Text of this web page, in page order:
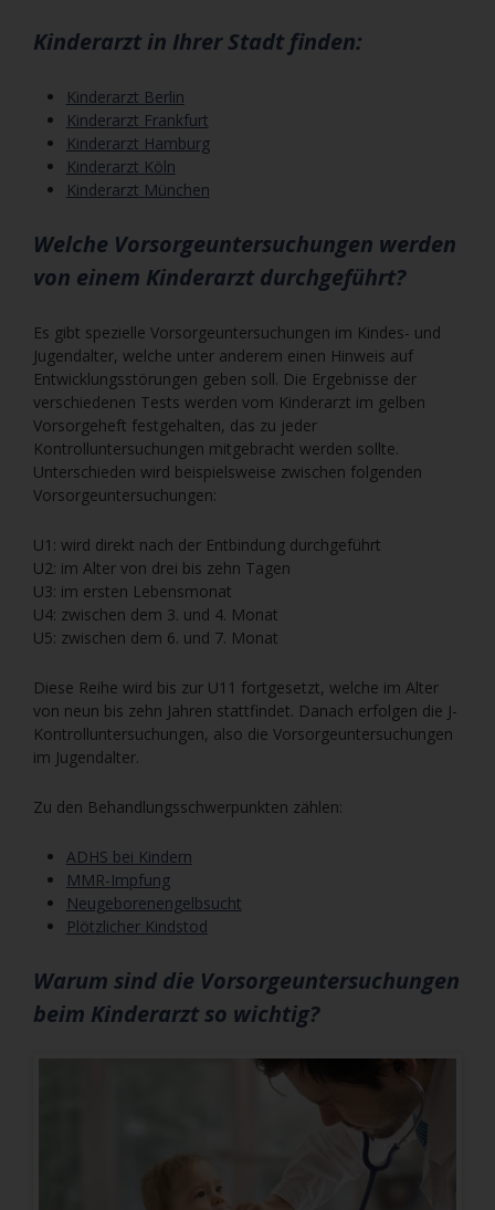
Kinderarzt in Ihrer Stadt finden:
Kinderarzt Berlin
Kinderarzt Frankfurt
Kinderarzt Hamburg
Kinderarzt Köln
Kinderarzt München
Welche Vorsorgeuntersuchungen werden
von einem Kinderarzt durchgeführt?
Es gibt spezielle Vorsorgeuntersuchungen im Kindes- und
Jugendalter, welche unter anderem einen Hinweis auf
Entwicklungsstörungen geben soll. Die Ergebnisse der
verschiedenen Tests werden vom Kinderarzt im gelben
Vorsorgeheft festgehalten, das zu jeder
Kontrolluntersuchungen mitgebracht werden sollte.
Unterschieden wird beispielsweise zwischen folgenden
Vorsorgeuntersuchungen:
U1: wird direkt nach der Entbindung durchgeführt
U2: im Alter von drei bis zehn Tagen
U3: im ersten Lebensmonat
U4: zwischen dem 3. und 4. Monat
U5: zwischen dem 6. und 7. Monat
Diese Reihe wird bis zur U11 fortgesetzt, welche im Alter
von neun bis zehn Jahren stattfindet. Danach erfolgen die J-
Kontrolluntersuchungen, also die Vorsorgeuntersuchungen
im Jugendalter.
Zu den Behandlungsschwerpunkten zählen:
ADHS bei Kindern
MMR-Impfung
Neugeborenengelbsucht
Plötzlicher Kindstod
Warum sind die Vorsorgeuntersuchungen
beim Kinderarzt so wichtig?